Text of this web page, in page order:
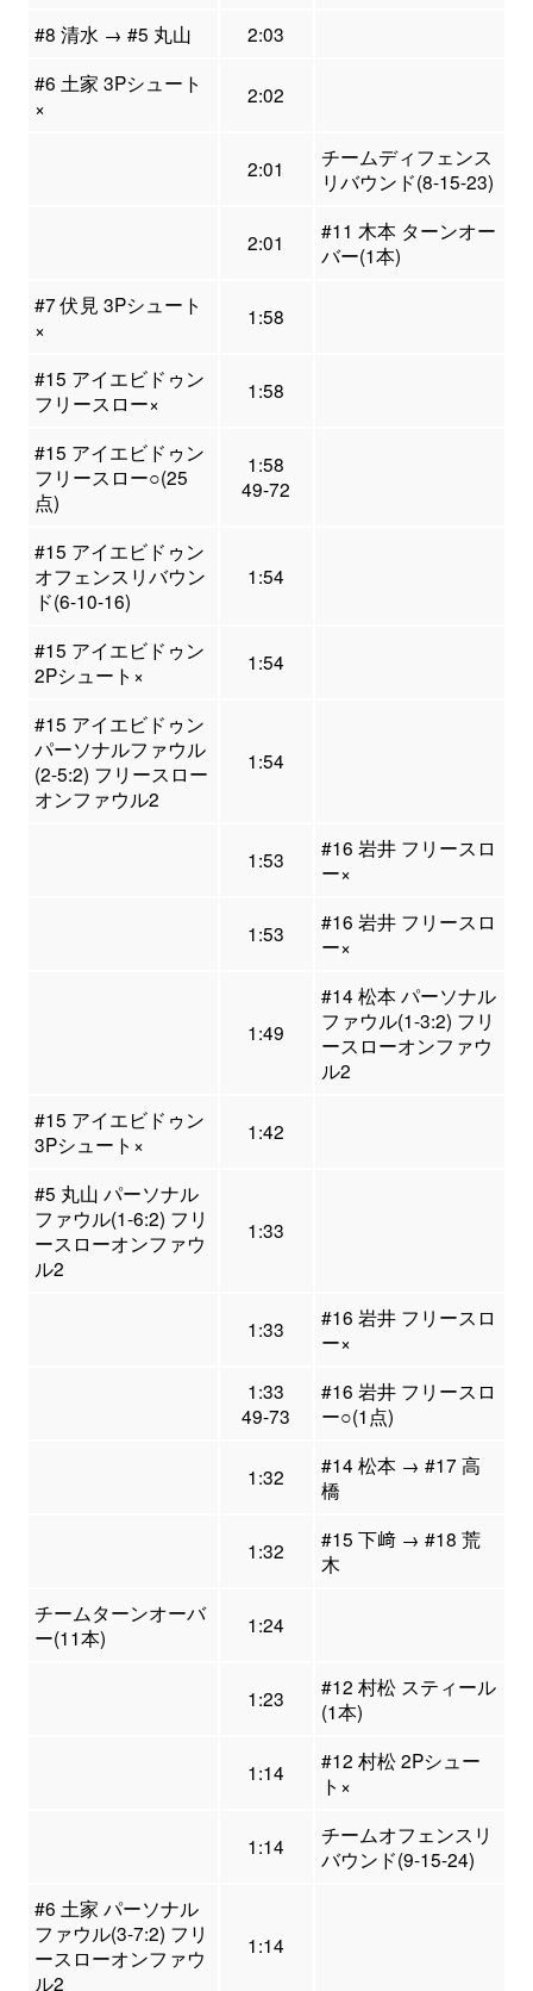
#8 清水 → #5 丸山
2:03
#6 土家 3Pシュート
×
2:02
2:01
チームディフェンス
リバウンド(8-15-23)
2:01
#11 木本 ターンオー
バー(1本)
#7 伏見 3Pシュート
×
1:58
#15 アイエビドゥン
フリースロー×
1:58
#15 アイエビドゥン
フリースロー○(25
点)
1:58
49-72
#15 アイエビドゥン
オフェンスリバウン
ド(6-10-16)
1:54
#15 アイエビドゥン
2Pシュート×
1:54
#15 アイエビドゥン
パーソナルファウル
(2-5:2) フリースロー
オンファウル2
1:54
1:53
#16 岩井 フリースロ
ー×
1:53
#16 岩井 フリースロ
ー×
1:49
#14 松本 パーソナル
ファウル(1-3:2) フリ
ースローオンファウ
ル2
#15 アイエビドゥン
3Pシュート×
1:42
#5 丸山 パーソナル
ファウル(1-6:2) フリ
ースローオンファウ
ル2
1:33
1:33
#16 岩井 フリースロ
ー×
1:33
49-73
#16 岩井 フリースロ
ー○(1点)
1:32
#14 松本 → #17 高
橋
1:32
#15 下﨑 → #18 荒
木
チームターンオーバ
ー(11本)
1:24
1:23
#12 村松 スティール
(1本)
1:14
#12 村松 2Pシュー
ト×
1:14
チームオフェンスリ
バウンド(9-15-24)
#6 土家 パーソナル
ファウル(3-7:2) フリ
ースローオンファウ
ル2
1:14